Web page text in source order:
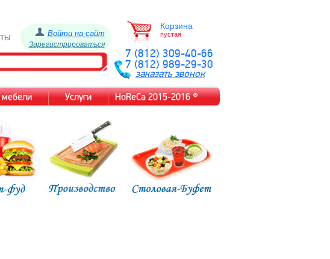
Войти на сайт
Зарегистрироваться
Корзина
пустая
7 (812) 309-40-66
7 (812) 989-29-30
заказать звонок
мебели Услуги HoReCa 2015-2016 ®